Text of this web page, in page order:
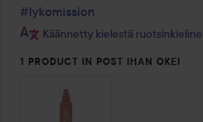
#lykomission
Käännetty kielestä
1 PRODUCT IN POST IHAN OKEI